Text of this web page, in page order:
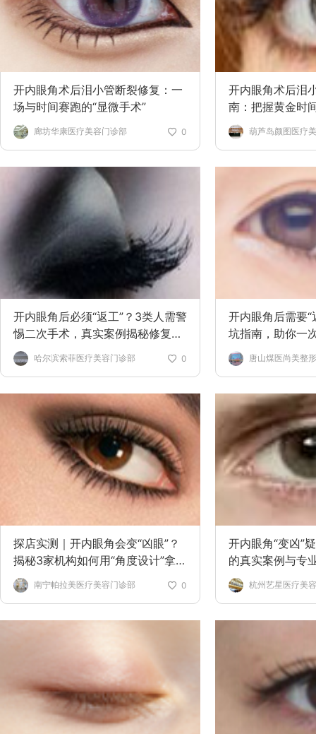
开内眼角术后泪小管断裂修复：一
场与时间赛跑的“显微手术”
廊坊华康医疗美容门诊部 0
开内眼角术后泪
南：把握黄金时
葫芦岛颜图医疗
开内眼角后必须“返工”？3类人需警
惕二次手术，真实案例揭秘修复真
相
哈尔滨索菲医疗美容门诊部 0
开内眼角后需要“
坑指南，助你一
唐山煤医尚美整
探店实测｜开内眼角会变“凶眼”？
揭秘3家机构如何用“角度设计”拿捏
温柔眼神
南宁帕拉美医疗美容门诊部 0
开内眼角“变凶”
的真实案例与专
杭州艺星医疗美